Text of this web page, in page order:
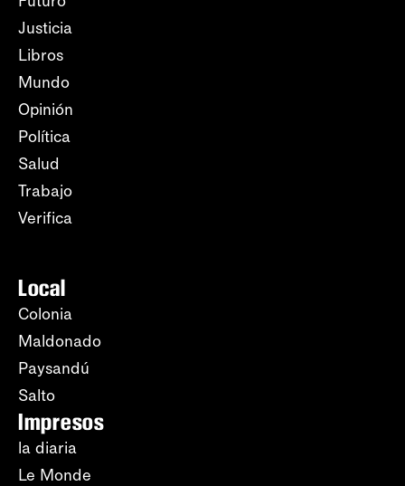
Justicia
Libros
Mundo
Opinión
Política
Salud
Trabajo
Verifica
Local
Colonia
Maldonado
Paysandú
Salto
Impresos
la diaria
Le Monde